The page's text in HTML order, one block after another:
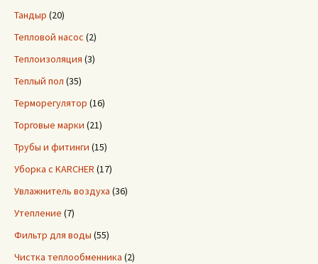
Тандыр (20)
Тепловой насос (2)
Теплоизоляция (3)
Теплый пол (35)
Терморегулятор (16)
Торговые марки (21)
Трубы и фитинги (15)
Уборка с KARCHER (17)
Увлажнитель воздуха (36)
Утепление (7)
Фильтр для воды (55)
Чистка теплообменника (2)